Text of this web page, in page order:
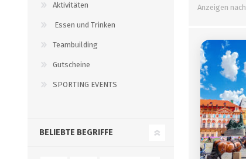
Anzeigen nach
Aktivitäten
Essen und Trinken
Teambuilding
Gutscheine
SPORTING EVENTS
BELIEBTE BEGRIFFE